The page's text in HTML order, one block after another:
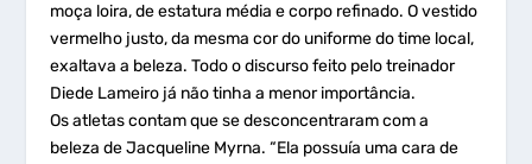
moça loira, de estatura média e corpo refinado. O vestido
vermelho justo, da mesma cor do uniforme do time local,
exaltava a beleza. Todo o discurso feito pelo treinador
Diede Lameiro já não tinha a menor importância.
Os atletas contam que se desconcentraram com a
beleza de Jacqueline Myrna. “Ela possuía uma cara de